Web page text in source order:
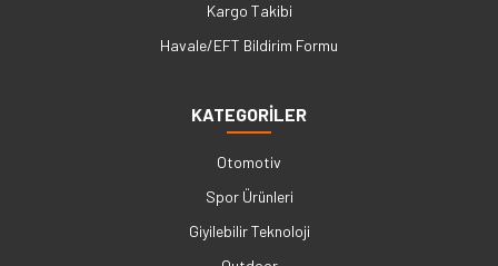
Kargo Takibi
Havale/EFT Bildirim Formu
KATEGORİLER
Otomotiv
Spor Ürünleri
Giyilebilir Teknoloji